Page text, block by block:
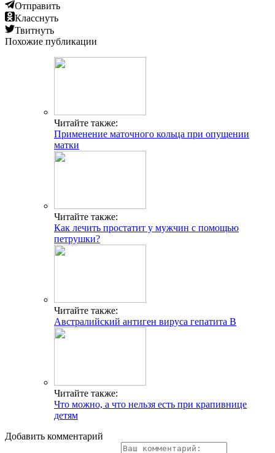
Отправить
Класснуть
Твитнуть
Похожие публикации
Читайте также:
Применение маточного кольца при опущении
матки
Читайте также:
Как лечить простатит у мужчин с помощью
петрушки?
Читайте также:
Австралийский антиген вируса гепатита В
Читайте также:
Что можно, а что нельзя есть при крапивнице
детям
Добавить комментарий